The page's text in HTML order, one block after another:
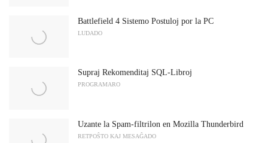
Battlefield 4 Sistemo Postuloj por la PC
LUDADO
Supraj Rekomenditaj SQL-Libroj
PROGRAMARO
Uzante la Spam-filtrilon en Mozilla Thunderbird
RETPOŜTO KAJ MESAĜADO